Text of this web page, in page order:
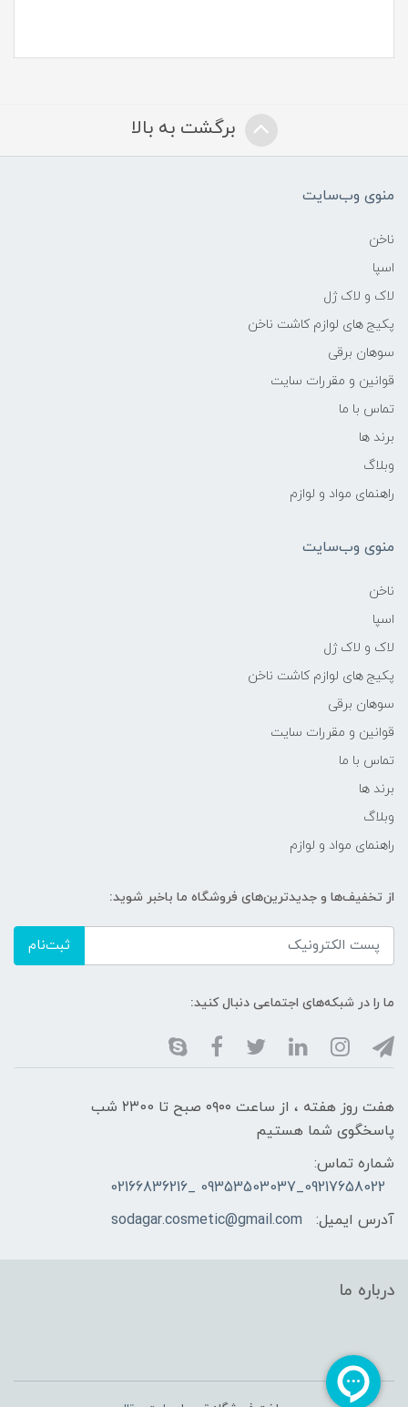
برگشت به بالا
منوی وب‌سایت
ناخن
اسپا
لاک و لاک ژل
پکیج های لوازم کاشت ناخن
سوهان برقی
قوانین و مقررات سایت
تماس با ما
برند ها
وبلاگ
راهنمای مواد و لوازم
منوی وب‌سایت
ناخن
اسپا
لاک و لاک ژل
پکیج های لوازم کاشت ناخن
سوهان برقی
قوانین و مقررات سایت
تماس با ما
برند ها
وبلاگ
راهنمای مواد و لوازم
از تخفیف‌ها و جدیدترین‌های فروشگاه ما باخبر شوید:
ثبت‌نام
ما را در شبکه‌های اجتماعی دنبال کنید:
هفت روز هفته ، از ساعت ۰۹۰۰ صبح تا ۲۳00 شب
پاسخگوی شما هستیم
شماره تماس:
09217658022_09353503037 _02166836216
آدرس ایمیل:
sodagar.cosmetic@gmail.com
درباره ما